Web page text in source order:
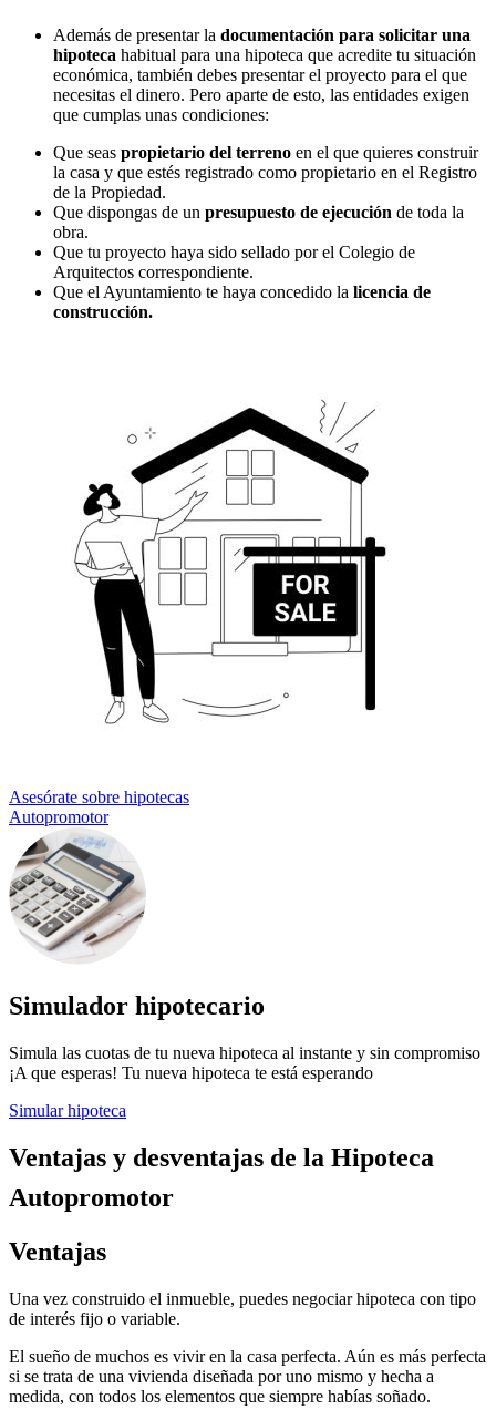
Además de presentar la documentación para solicitar una
hipoteca habitual para una hipoteca que acredite tu situación
económica, también debes presentar el proyecto para el que
necesitas el dinero. Pero aparte de esto, las entidades exigen
que cumplas unas condiciones:
Que seas propietario del terreno en el que quieres construir
la casa y que estés registrado como propietario en el Registro
de la Propiedad.
Que dispongas de un presupuesto de ejecución de toda la
obra.
Que tu proyecto haya sido sellado por el Colegio de
Arquitectos correspondiente.
Que el Ayuntamiento te haya concedido la licencia de
construcción.
Asesórate sobre hipotecas
Autopromotor
Simulador hipotecario
Simula las cuotas de tu nueva hipoteca al instante y sin compromiso
¡A que esperas! Tu nueva hipoteca te está esperando
Simular hipoteca
Ventajas y desventajas de la Hipoteca
Autopromotor
Ventajas
Una vez construido el inmueble, puedes negociar hipoteca con tipo
de interés fijo o variable.
El sueño de muchos es vivir en la casa perfecta. Aún es más perfecta
si se trata de una vivienda diseñada por uno mismo y hecha a
medida, con todos los elementos que siempre habías soñado.